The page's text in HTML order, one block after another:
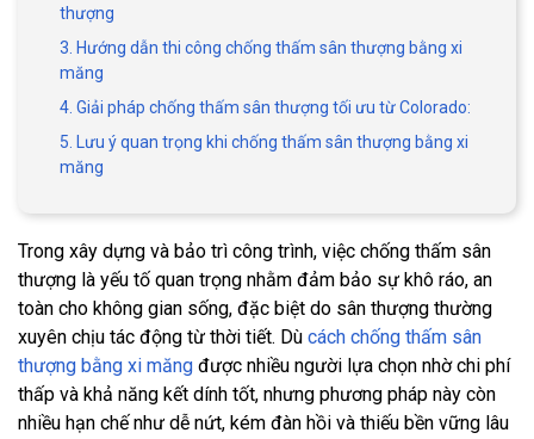
thượng
3. Hướng dẫn thi công chống thấm sân thượng bằng xi
măng
4. Giải pháp chống thấm sân thượng tối ưu từ Colorado:
5. Lưu ý quan trọng khi chống thấm sân thượng bằng xi
măng
Trong xây dựng và bảo trì công trình, việc chống thấm sân
thượng là yếu tố quan trọng nhằm đảm bảo sự khô ráo, an
toàn cho không gian sống, đặc biệt do sân thượng thường
xuyên chịu tác động từ thời tiết. Dù cách chống thấm sân
thượng bằng xi măng được nhiều người lựa chọn nhờ chi phí
thấp và khả năng kết dính tốt, nhưng phương pháp này còn
nhiều hạn chế như dễ nứt, kém đàn hồi và thiếu bền vững lâu